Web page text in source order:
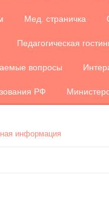
Мед. страничка
Педагогическая
вопросы
РФ
информация